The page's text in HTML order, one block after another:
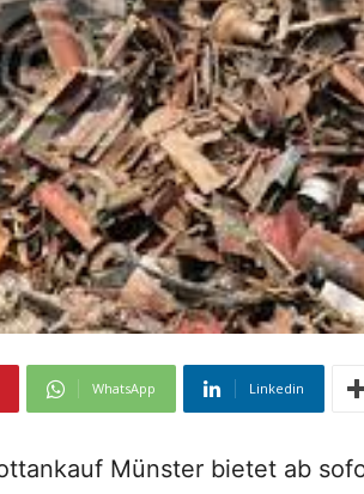
WhatsApp Linkedin
Münster bietet ab